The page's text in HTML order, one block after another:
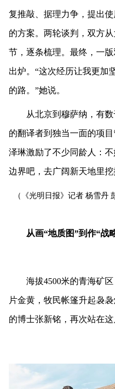
复推敲、据理力争，提出
的方案。两轮谈判，双方
节，逐条梳理。最终，一
出炉。“这次经历让我更加
的路。”她说。
从北京到穆萨纳，有数
的翻译者到独当一面的项
泽琳激励了不少同龄人：
边界吧，去广阔新天地里挖
（《光明日报》记者 杨雪丹
从画“地质图”到作“战
海拔4500米的青海矿区
片金黄，牧民帐篷升起袅
的博士张新铭，再次站在这